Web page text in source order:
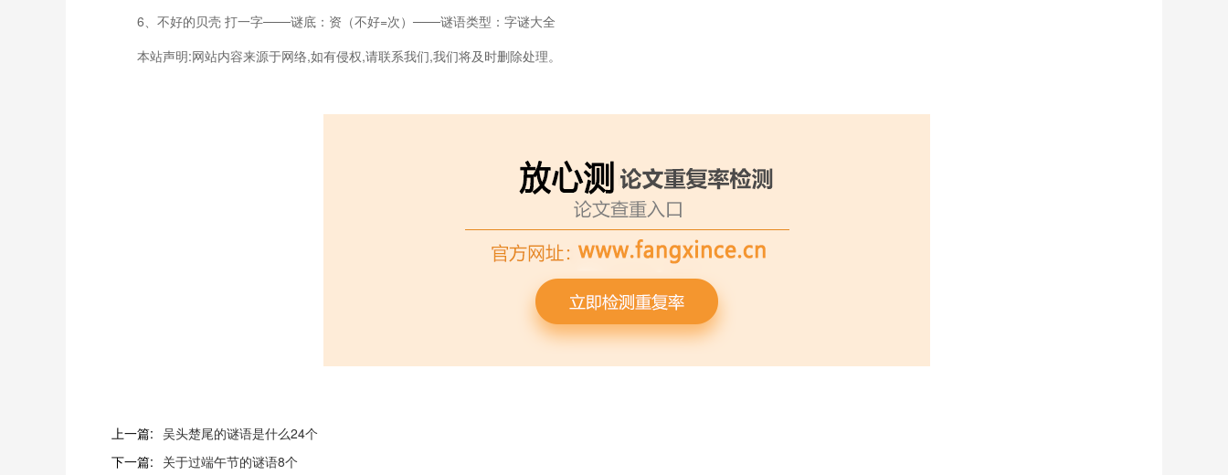
6、不好的贝壳 打一字───谜底：资（不好=次）───谜语类型：字谜大全
本站声明:网站内容来源于网络,如有侵权,请联系我们,我们将及时删除处理。
上一篇: 吴头楚尾的谜语是什么24个
下一篇: 关于过端午节的谜语8个